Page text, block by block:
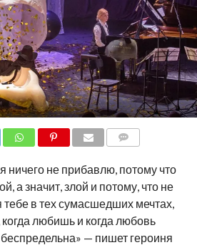
ничего не прибавлю, потому что
а значит, злой и потому, что не
в тех сумасшедших мечтах,
любишь и когда любовь
— пишет героиня